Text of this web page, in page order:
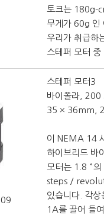
토크는 180g-
무게가 60g 인
우리가 취급하
스테퍼 모터 중
스테퍼 모터3
바이폴라, 200
35 × 36mm,
이 NEMA 14
하이브리드 바
모터는 1.8 °
steps /
있습니다. 각상
1A를 끌어 들